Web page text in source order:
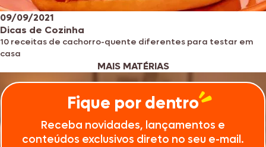
09/09/2021
Dicas de Cozinha
10 receitas de cachorro-quente diferentes para testar em
casa
MAIS MATÉRIAS
Fique por dentro
Receba novidades, lançamentos e
conteúdos exclusivos direto no seu e-mail.